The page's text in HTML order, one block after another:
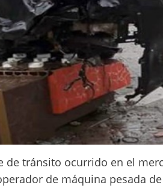
de tránsito ocurrido en el
de máquina pesada